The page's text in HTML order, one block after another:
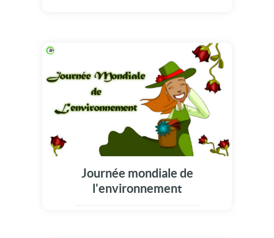
Journée mondiale de
l'environnement